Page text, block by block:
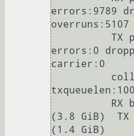
errors:9789
overruns:5107
errors:0
carrier:0
(3.8 GiB)  TX
(1.4 GiB)